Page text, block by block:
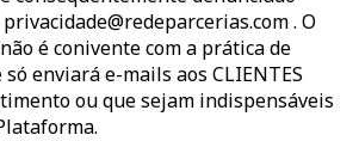
. O
não é conivente com a prática de
enviará e-mails aos CLIENTES
ou que sejam indispensáveis